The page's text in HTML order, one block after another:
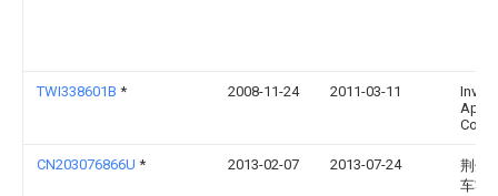
TWI338601B * 2008-11-24 2011-03-11
Corp
CN203076866U * 2013-02-07 2013-07-24
荆州
车零